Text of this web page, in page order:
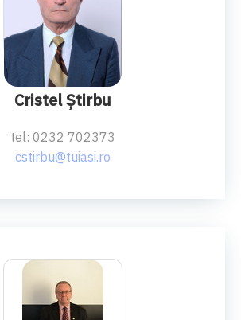
CONF.UNIV.DR.ING.
Cristel Ştirbu
tel: 0232 702373
cstirbu@tuiasi.ro